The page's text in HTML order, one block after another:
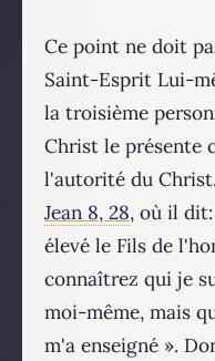
Ce point ne doit
Saint-Esprit Lui-
la troisième
Christ le présente
l'autorité du
Jean 8, 28, où il
élevé le Fils de
connaîtrez qui je
moi-même, mais
m'a enseigné ».